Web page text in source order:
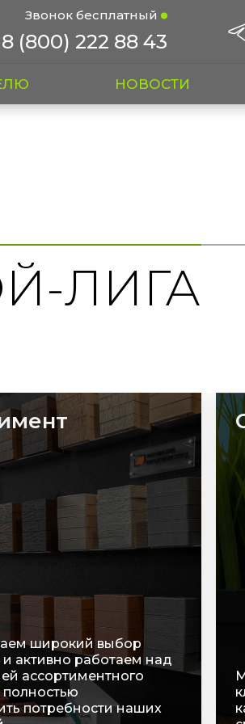
Звонок бесплатный
8 (800) 222 88 43
НОВОСТИ
ЛИГА
время наших
обрабатываем
и строго соблюдаем